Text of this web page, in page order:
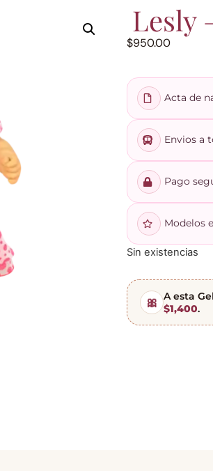
Lesly
$950.00
Acta de
Envios a
Pago
Modelos
Sin existencias
🎀 A esta
$1,400.